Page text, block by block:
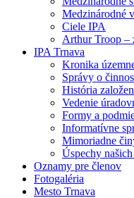
Medzinárodné
Ciele IPA
Arthur Troop –
IPA Trnava
Kronika
Správy o
História
Vedenie
Formy a
Informatívne
Mimoriadne
Úspechy
Oznamy pre členov
Fotogaléria
Mesto Trnava